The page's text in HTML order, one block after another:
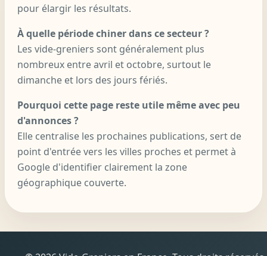
pour élargir les résultats.
À quelle période chiner dans ce secteur ?
Les vide-greniers sont généralement plus
nombreux entre avril et octobre, surtout le
dimanche et lors des jours fériés.
Pourquoi cette page reste utile même avec peu
d'annonces ?
Elle centralise les prochaines publications, sert de
point d'entrée vers les villes proches et permet à
Google d'identifier clairement la zone
géographique couverte.